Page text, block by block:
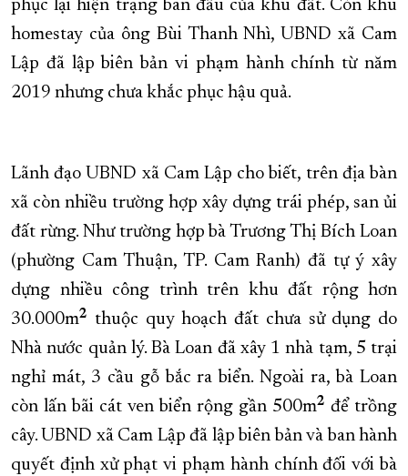
phục lại hiện trạng ban đầu của khu đất. Còn khu
homestay của ông Bùi Thanh Nhì, UBND xã Cam
Lập đã lập biên bản vi phạm hành chính từ năm
2019 nhưng chưa khắc phục hậu quả.
Lãnh đạo UBND xã Cam Lập cho biết, trên địa bàn
xã còn nhiều trường hợp xây dựng trái phép, san ủi
đất rừng. Như trường hợp bà Trương Thị Bích Loan
(phường Cam Thuận, TP. Cam Ranh) đã tự ý xây
dựng nhiều công trình trên khu đất rộng hơn
30.000m2
thuộc quy hoạch đất chưa sử dụng do
Nhà nước quản lý. Bà Loan đã xây 1 nhà tạm, 5 trại
nghỉ mát, 3 cầu gỗ bắc ra biển. Ngoài ra, bà Loan
còn lấn bãi cát ven biển rộng gần 500m2 để trồng
cây. UBND xã Cam Lập đã lập biên bản và ban hành
quyết định xử phạt vi phạm hành chính đối với bà